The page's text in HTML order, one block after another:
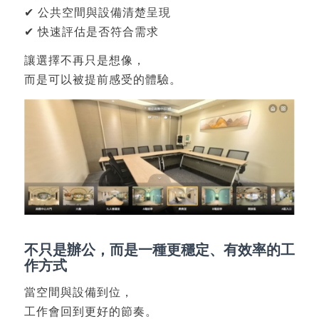
✔ 公共空間與設備清楚呈現
✔ 快速評估是否符合需求
讓選擇不再只是想像，
而是可以被提前感受的體驗。
不只是辦公，而是一種更穩定、有效率的工
作方式
當空間與設備到位，
工作會回到更好的節奏。